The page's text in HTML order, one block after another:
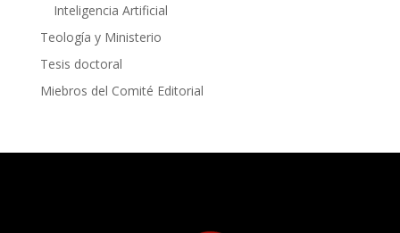
Inteligencia Artificial
Teología y Ministerio
Tesis doctoral
Miebros del Comité Editorial